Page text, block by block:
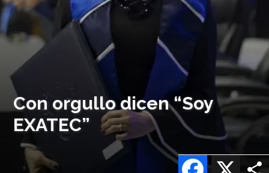
Con orgullo dicen “Soy
EXATEC”
X
Facebook